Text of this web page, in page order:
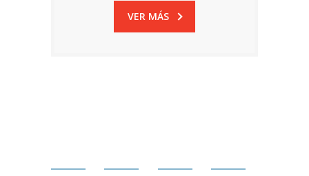
VER MÁS